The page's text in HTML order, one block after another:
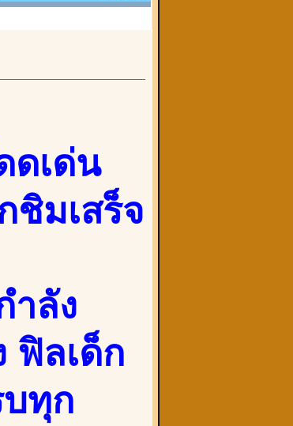
ดเด่น
ชิมเสร็จ
ำลัง
ฟิลเด็ก
ทุก